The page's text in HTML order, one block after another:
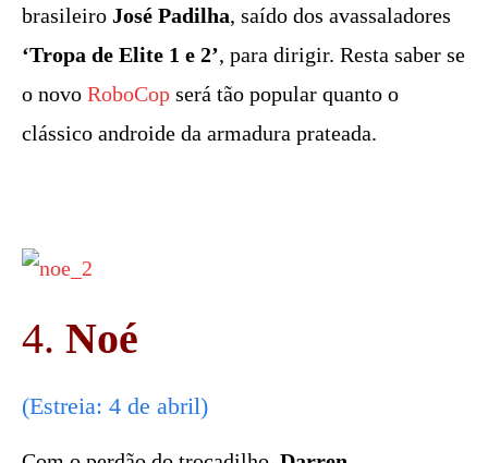
brasileiro José Padilha, saído dos avassaladores
‘Tropa de Elite 1 e 2’, para dirigir. Resta saber se
o novo RoboCop será tão popular quanto o
clássico androide da armadura prateada.
4. Noé
(Estreia: 4 de abril)